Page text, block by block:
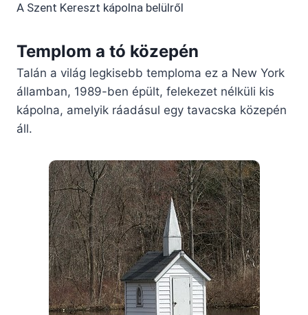
A Szent Kereszt kápolna belülről
Templom a tó közepén
Talán a világ legkisebb temploma ez a New York
államban, 1989-ben épült, felekezet nélküli kis
kápolna, amelyik ráadásul egy tavacska közepén
áll.